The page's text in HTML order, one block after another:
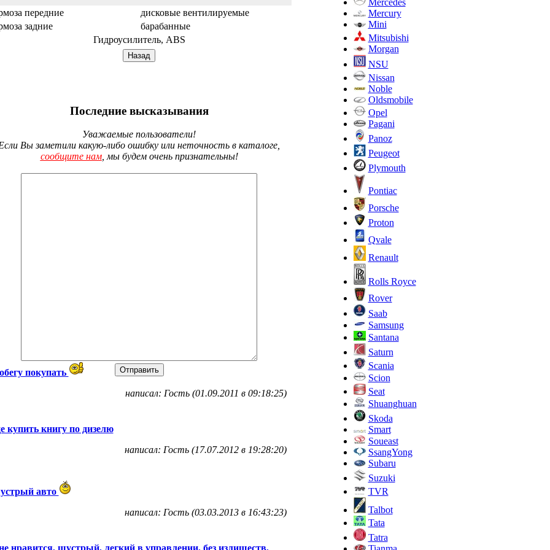
передние
дисковые вентилируемые
задние
барабанные
Гидроусилитель, ABS
Последние высказывания
Уважаемые пользователи!
Вы заметили какую-либо ошибку или неточность в каталоге,
сообщите нам, мы будем очень признательны!
покупать
написал: Гость (01.09.2011 в 09:18:25)
купить книгу по дизелю
написал: Гость (17.07.2012 в 19:28:20)
авто
написал: Гость (03.03.2013 в 16:43:23)
нравится, шустрый, легкий в управлении, без излишеств,
Mercury
Mini
Mitsubishi
Morgan
NSU
Nissan
Noble
Oldsmobile
Opel
Pagani
Panoz
Peugeot
Plymouth
Pontiac
Porsche
Proton
Qvale
Renault
Rolls Royce
Rover
Saab
Samsung
Santana
Saturn
Scania
Scion
Seat
Shuanghuan
Skoda
Smart
Soueast
SsangYong
Subaru
Suzuki
TVR
Talbot
Tata
Tatra